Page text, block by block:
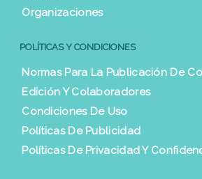
Organizaciones
POLÍTICAS Y CONDICIONES
Normas Para La Publicación De
Edición Y Colaboradores
Condiciones De Uso
Políticas De Publicidad
Políticas De Privacidad Y